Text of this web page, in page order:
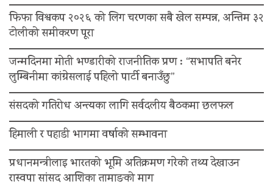
फिफा विश्वकप २०२६ को लिग चरणका सबै खेल सम्पन्न, अन्तिम ३२
टोलीको समीकरण पूरा
जन्मदिनमा मोती भण्डारीको राजनीतिक प्रण : “सभापति बनेर
लुम्बिनीमा कांग्रेसलाई पहिलो पार्टी बनाउँछु”
संसदको गतिरोध अन्त्यका लागि सर्वदलीय बैठकमा छलफल
हिमाली र पहाडी भागमा वर्षाको सम्भावना
प्रधानमन्त्रीलाइ भारतको भूमि अतिक्रमण गरेको तथ्य देखाउन
रास्वपा सांसद आशिका तामाङको माग